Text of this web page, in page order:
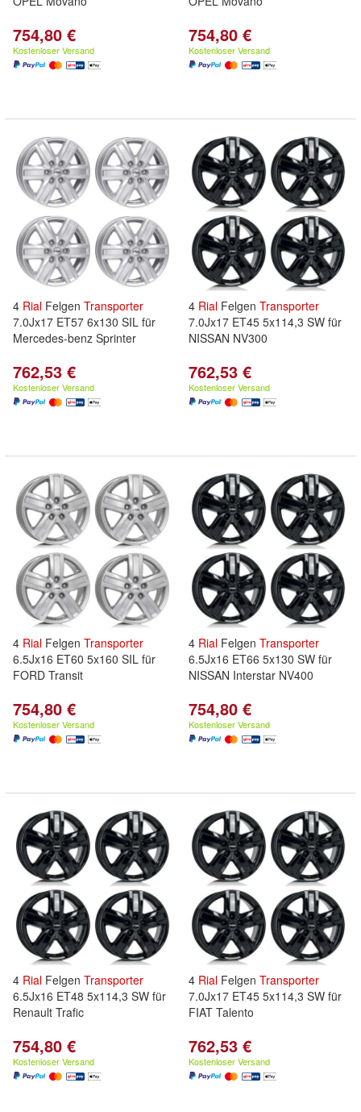
754,80 €
Kostenloser Versand
754,80 €
Kostenloser Versand
4 Rial Felgen Transporter
7.0Jx17 ET57 6x130 SIL für
Mercedes-benz Sprinter
762,53 €
Kostenloser Versand
4 Rial Felgen Transporter
7.0Jx17 ET45 5x114,3 SW für
NISSAN NV300
762,53 €
Kostenloser Versand
4 Rial Felgen Transporter
6.5Jx16 ET60 5x160 SIL für
FORD Transit
754,80 €
Kostenloser Versand
4 Rial Felgen Transporter
6.5Jx16 ET66 5x130 SW für
NISSAN Interstar NV400
754,80 €
Kostenloser Versand
4 Rial Felgen Transporter
6.5Jx16 ET48 5x114,3 SW für
Renault Trafic
754,80 €
Kostenloser Versand
4 Rial Felgen Transporter
7.0Jx17 ET45 5x114,3 SW für
FIAT Talento
762,53 €
Kostenloser Versand